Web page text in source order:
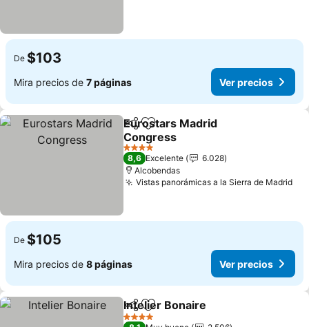
De $103
Mira precios de 7 páginas Ver precios
CompartirAgregar a favoritos
Eurostars Madrid
Congress
4 Estrellas
8,6 Excelente
6.028
Alcobendas
Vistas panorámicas a la Sierra de Madrid
De $105
Mira precios de 8 páginas Ver precios
CompartirAgregar a favoritos
Intelier Bonaire
4 Estrellas